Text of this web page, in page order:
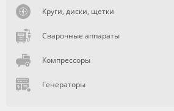
Круги, диски, щетки
Сварочные аппараты
Компрессоры
Генераторы